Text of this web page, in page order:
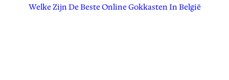
Welke Zijn De Beste Online Gokkasten In België